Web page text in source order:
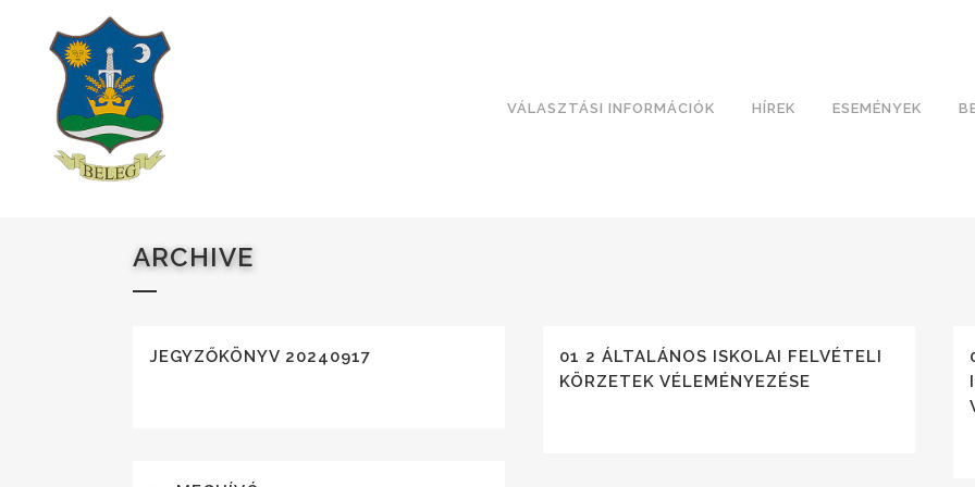
VÁLASZTÁSI INFORMÁCIÓK HÍREK ESEMÉNYEK
ARCHIVE
JEGYZŐKÖNYV 20240917
01 2 ÁLTALÁNOS ISKOLAI FELVÉTELI
KÖRZETEK VÉLEMÉNYEZÉSE